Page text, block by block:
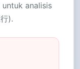
analisis
).